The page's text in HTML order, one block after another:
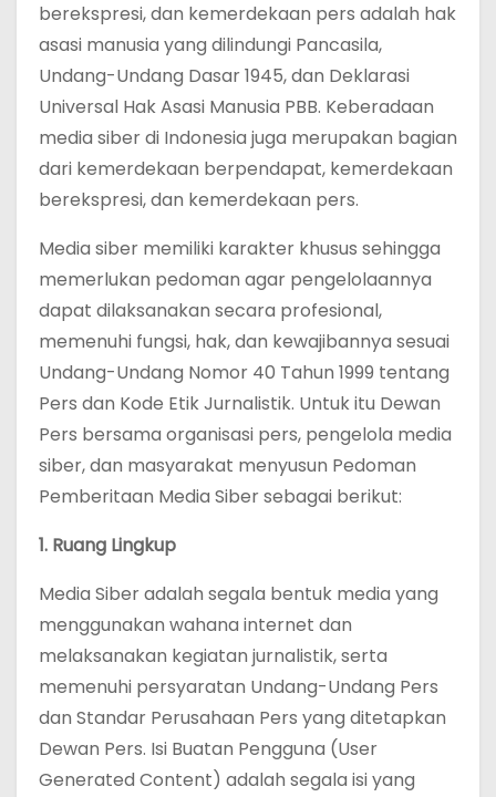
berekspresi, dan kemerdekaan pers adalah hak
asasi manusia yang dilindungi Pancasila,
Undang-Undang Dasar 1945, dan Deklarasi
Universal Hak Asasi Manusia PBB. Keberadaan
media siber di Indonesia juga merupakan bagian
dari kemerdekaan berpendapat, kemerdekaan
berekspresi, dan kemerdekaan pers.
Media siber memiliki karakter khusus sehingga
memerlukan pedoman agar pengelolaannya
dapat dilaksanakan secara profesional,
memenuhi fungsi, hak, dan kewajibannya sesuai
Undang-Undang Nomor 40 Tahun 1999 tentang
Pers dan Kode Etik Jurnalistik. Untuk itu Dewan
Pers bersama organisasi pers, pengelola media
siber, dan masyarakat menyusun Pedoman
Pemberitaan Media Siber sebagai berikut:
1. Ruang Lingkup
Media Siber adalah segala bentuk media yang
menggunakan wahana internet dan
melaksanakan kegiatan jurnalistik, serta
memenuhi persyaratan Undang-Undang Pers
dan Standar Perusahaan Pers yang ditetapkan
Dewan Pers. Isi Buatan Pengguna (User
Generated Content) adalah segala isi yang